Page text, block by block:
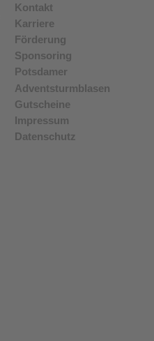
Kontakt
Karriere
Förderung
Sponsoring
Potsdamer
Adventsturmblasen
Gutscheine
Impressum
Datenschutz